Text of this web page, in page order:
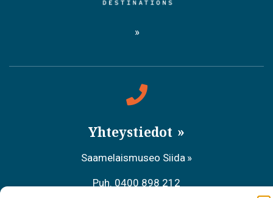
Yhteystiedot
Saamelaismuseo Siida
Puh. 0400 898 212